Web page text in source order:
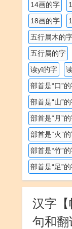
14画的字
18画的字
五行属木的
五行属的字
读yī的字
部首是“口”
部首是“山”
部首是“月”
部首是“火”
部首是“竹”
部首是“足”
汉字【
句和翻